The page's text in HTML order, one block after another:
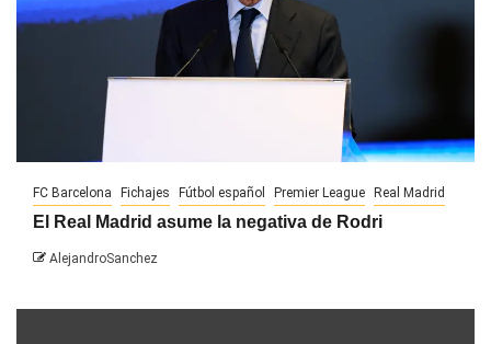
FC Barcelona Fichajes Fútbol español Premier League Real Madrid
El Real Madrid asume la negativa de Rodri
AlejandroSanchez